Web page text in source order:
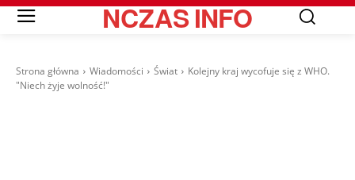
NCZASINFO
Strona główna Wiadomości Świat
Kolejny kraj wycofuje się z WHO.
"Niech żyje wolność!"